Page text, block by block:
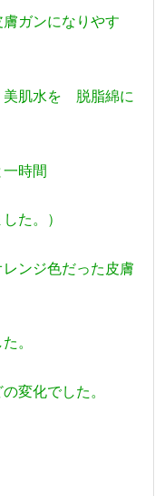
ガンになりやす
肌水を 脱脂綿に
時間
した。）
ンジ色だった皮膚
。
変化でした。